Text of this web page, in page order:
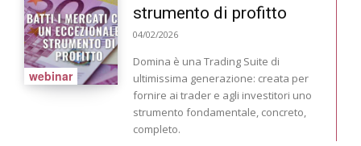
webinar
strumento di profitto
04/02/2026
Domina è una Trading Suite di
ultimissima generazione: creata per
fornire ai trader e agli investitori uno
strumento fondamentale, concreto,
completo.